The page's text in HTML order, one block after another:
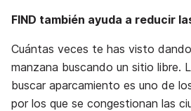
FIND también ayuda a reducir
Cuántas veces te has visto
manzana buscando un sitio libre.
buscar aparcamiento es uno de
por los que se congestionan las